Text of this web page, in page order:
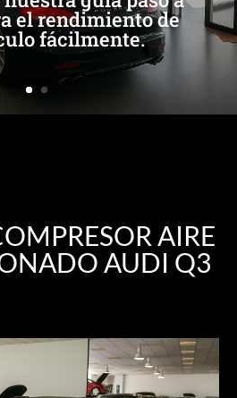
el rendimiento de
fácilmente.
AIRE
AUDI Q3